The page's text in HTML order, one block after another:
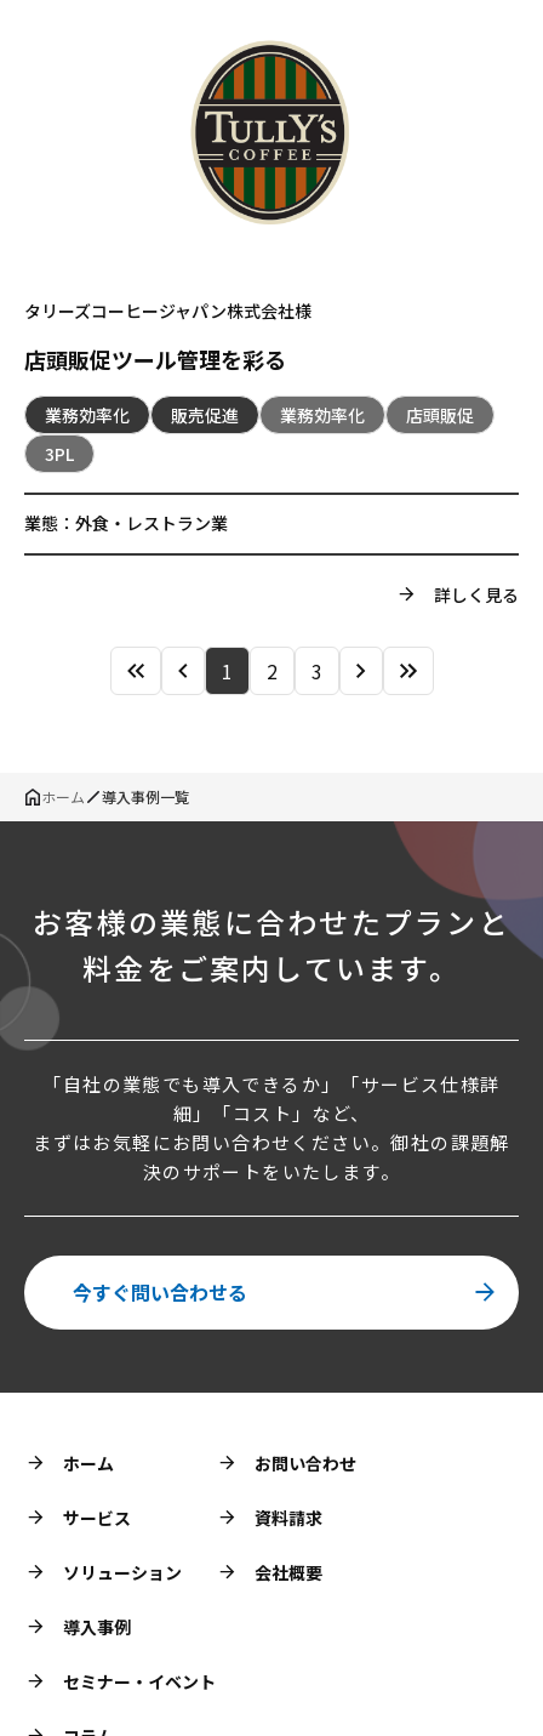
タリーズコーヒージャパン株式会社様
店頭販促ツール管理を彩る
業務効率化 販売促進 業務効率化
店頭販促
3PL
業態： 外食・レストラン業
詳しく見る
1 2 3
ホーム 導入事例一覧
お客様の業態に合わせたプランと
料金をご案内しています。
「自社の業態でも導入できるか」「サービス仕様詳
細」「コスト」など、
まずはお気軽にお問い合わせください。御社の課題解
決のサポートをいたします。
今すぐ問い合わせる
ホーム
サービス
ソリューション
導入事例
セミナー・イベント
お問い合わせ
資料請求
会社概要